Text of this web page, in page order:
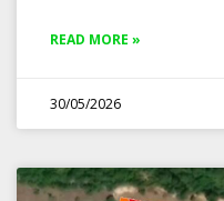
READ MORE »
30/05/2026